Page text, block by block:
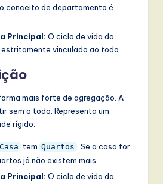
conceito de departamento é
Principal: O ciclo de vida da
vinculado ao todo.
mais forte de agregação. A
sem o todo. Representa um
rígido.
Casa tem Quartos . Se a casa for
já não existem mais.
Principal: O ciclo de vida da